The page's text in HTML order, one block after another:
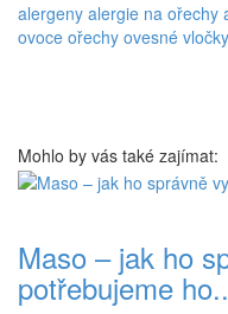
alergeny alergie na ořechy
ovoce ořechy ovesné vločky
Mohlo by vás také zajímat:
Maso – jak ho
potřebujeme ho..